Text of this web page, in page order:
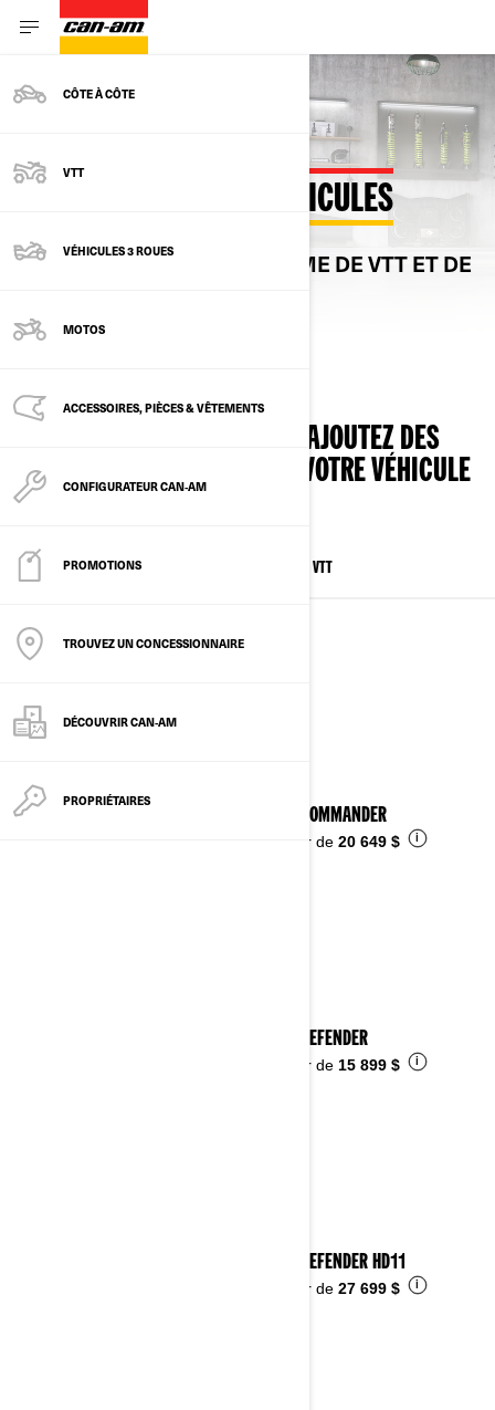
CÔTE À CÔTE
VTT
VÉHICULES 3 ROUES
MOTOS
ACCESSOIRES, PIÈCES & VÊTEMENTS
CONFIGURATEUR CAN‑AM
PROMOTIONS
TROUVEZ UN CONCESSIONNAIRE
DÉCOUVRIR CAN‑AM
PROPRIÉTAIRES
CONFIGURATEUR DE VÉHICULES
CHOISISSEZ PARMI LA GAMME DE VTT ET DE
SÉLECTIONNER UN MODÈLE, AJOUTEZ DES
ACCESSOIRES. CONFIGUREZ VOTRE VÉHICULE
DE RÊVE.
TOUS LES MODÈLES VTT
VÉHICULES CÔTE À CÔTE
2026 COMMANDER
À partir de 20 649 $ i
2026 DEFENDER
À partir de 15 899 $ i
2026 DEFENDER HD11
À partir de 27 699 $ i